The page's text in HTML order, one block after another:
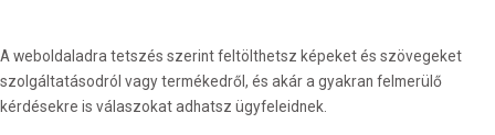
A weboldaladra tetszés szerint feltölthetsz képeket és szövegeket
szolgáltatásodról vagy termékedről, és akár a gyakran felmerülő
kérdésekre is válaszokat adhatsz ügyfeleidnek.